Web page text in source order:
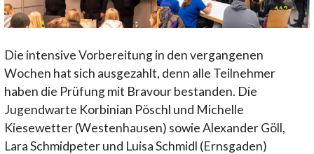
Die intensive Vorbereitung in den vergangenen
Wochen hat sich ausgezahlt, denn alle Teilnehmer
haben die Prüfung mit Bravour bestanden. Die
Jugendwarte Korbinian Pöschl und Michelle
Kiesewetter (Westenhausen) sowie Alexander Göll,
Lara Schmidpeter und Luisa Schmidl (Ernsgaden)